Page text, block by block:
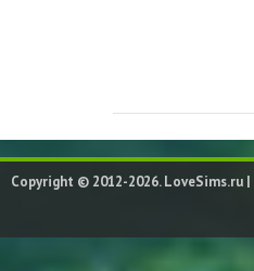
Copyright © 2012-2026. LoveSims.ru |